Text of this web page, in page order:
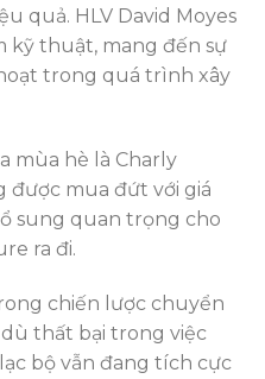
quả. HLV David Moyes
kỹ thuật, mang đến sự
trong quá trình xây
mùa hè là Charly
được mua đứt với giá
sung quan trọng cho
ra đi.
chiến lược chuyển
thất bại trong việc
bộ vẫn đang tích cực